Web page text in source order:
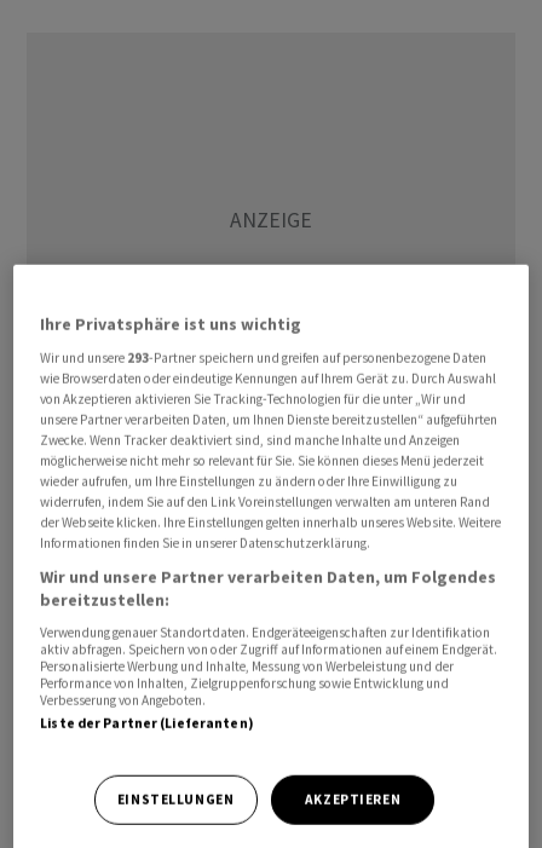
Die Impulse aus dem Marktplatz-Geschäft sind für
Ceconomy auch deshalb wichtig, weil das eigene Online-
Geschäft nach dem Corona-Boom schwächelt. Der
Online-Umsatz lag im dritten Quartal mit 947 Millionen
Dagegen konnte Ceconomy die Umsätze in seinen
stationären Geschäften in Deutschland im gleichen
Zeitraum um 8,2 Prozent erhöhen.
Insgesamt sank der Umsatz im dritten Geschäftsquartal
Euro. Währungs- und portfoliobereinigt stand jedoch
ein Plus von 7,4 Prozent zu Buche. Dabei zog die
Kundennachfrage insbesondere in Deutschland und
Ihre Privatsphäre ist uns wichtig
Wir und unsere 293-Partner speichern und greifen auf personenbezogene Daten
wie Browserdaten oder eindeutige Kennungen auf Ihrem Gerät zu. Durch Auswahl
von Akzeptieren aktivieren Sie Tracking-Technologien für die unter „Wir und
unsere Partner verarbeiten Daten, um Ihnen Dienste bereitzustellen“ aufgeführten
Zwecke. Wenn Tracker deaktiviert sind, sind manche Inhalte und Anzeigen
möglicherweise nicht mehr so relevant für Sie. Sie können dieses Menü jederzeit
wieder aufrufen, um Ihre Einstellungen zu ändern oder Ihre Einwilligung zu
widerrufen, indem Sie auf den Link Voreinstellungen verwalten am unteren Rand
der Webseite klicken. Ihre Einstellungen gelten innerhalb unseres Website. Weitere
Informationen finden Sie in unserer Datenschutzerklärung.
Wir und unsere Partner verarbeiten Daten, um Folgendes
bereitzustellen:
Verwendung genauer Standortdaten. Endgeräteeigenschaften zur Identifikation
aktiv abfragen. Speichern von oder Zugriff auf Informationen auf einem Endgerät.
Personalisierte Werbung und Inhalte, Messung von Werbeleistung und der
Performance von Inhalten, Zielgruppenforschung sowie Entwicklung und
Verbesserung von Angeboten.
Liste der Partner (Lieferanten)
EINSTELLUNGEN AKZEPTIEREN